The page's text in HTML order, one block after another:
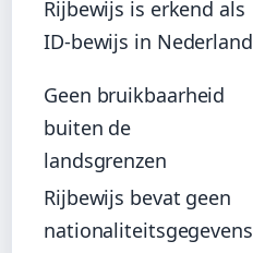
Rijbewijs is erkend als
ID-bewijs in Nederland
Geen bruikbaarheid
buiten de
landsgrenzen
Rijbewijs bevat geen
nationaliteitsgegevens